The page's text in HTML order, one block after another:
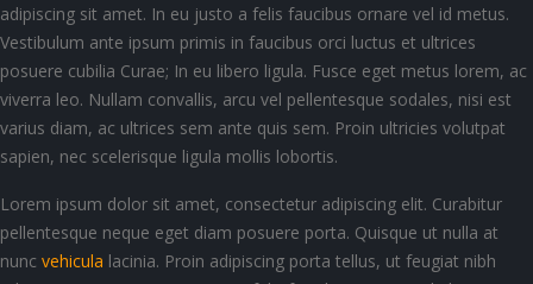
adipiscing sit amet. In eu justo a felis faucibus ornare vel id metus.
Vestibulum ante ipsum primis in faucibus orci luctus et ultrices
posuere cubilia Curae; In eu libero ligula. Fusce eget metus lorem, ac
viverra leo. Nullam convallis, arcu vel pellentesque sodales, nisi est
varius diam, ac ultrices sem ante quis sem. Proin ultricies volutpat
sapien, nec scelerisque ligula mollis lobortis.
Lorem ipsum dolor sit amet, consectetur adipiscing elit. Curabitur
pellentesque neque eget diam posuere porta. Quisque ut nulla at
nunc vehicula lacinia. Proin adipiscing porta tellus, ut feugiat nibh